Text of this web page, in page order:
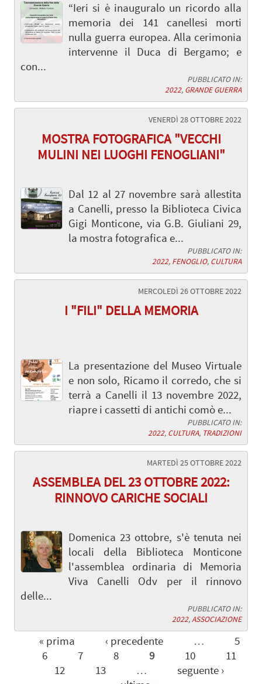
“Ieri si è inauguralo un ricordo alla
memoria dei 141 canellesi morti
nulla guerra europea. Alla cerimonia
intervenne il Duca di Bergamo; e
con...
PUBBLICATO IN:
2022, GRANDE GUERRA
VENERDÌ 28 OTTOBRE 2022
MOSTRA FOTOGRAFICA "VECCHI
MULINI NEI LUOGHI FENOGLIANI"
Dal 12 al 27 novembre sarà allestita
a Canelli, presso la Biblioteca Civica
Gigi Monticone, via G.B. Giuliani 29,
la mostra fotografica e...
PUBBLICATO IN:
2022, FENOGLIO, CULTURA
MERCOLEDÌ 26 OTTOBRE 2022
I "FILI" DELLA MEMORIA
La presentazione del Museo Virtuale
e non solo, Ricamo il corredo, che si
terrà a Canelli il 13 novembre 2022,
riapre i cassetti di antichi comò e...
PUBBLICATO IN:
2022, CULTURA, TRADIZIONI
MARTEDÌ 25 OTTOBRE 2022
ASSEMBLEA DEL 23 OTTOBRE 2022:
RINNOVO CARICHE SOCIALI
Domenica 23 ottobre, s'è tenuta nei
locali della Biblioteca Monticone
l'assemblea ordinaria di Memoria
Viva Canelli Odv per il rinnovo
delle...
PUBBLICATO IN:
2022,ASSOCIAZIONE
« prima ‹ precedente …
5
6
7 8 9 10
11
12
13 …
seguente ›